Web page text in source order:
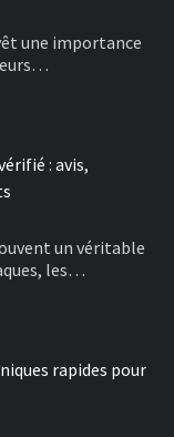
une importance
: avis,
un véritable
les…
rapides pour